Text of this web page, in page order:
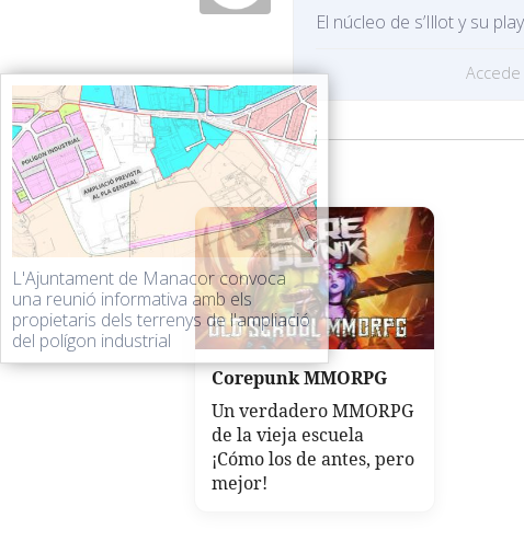
El núcleo de s’Illot y su
Corepunk MMORPG
Un verdadero MMORPG
de la vieja escuela
¡Cómo los de antes, pero
mejor!
L'Ajuntament de Manacor convoca
una reunió informativa amb els
propietaris dels terrenys de l'ampliació
del polígon industrial